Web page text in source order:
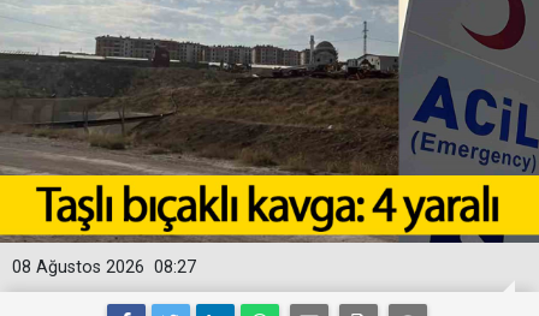
08:27
08 Ağustos 2026